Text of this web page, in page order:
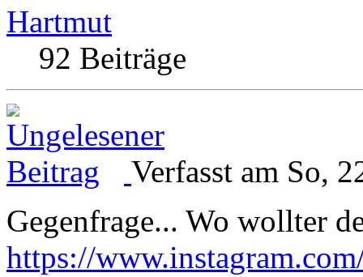
Hartmut
92 Beiträge
Verfasst am So,
Gegenfrage... Wo wollter
https://